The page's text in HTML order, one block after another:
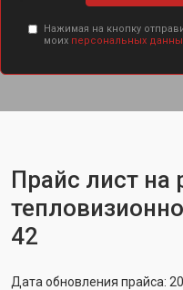
Нажимая на кнопку
моих персональных
Прайс лист на
42
Дата обновления прайса: